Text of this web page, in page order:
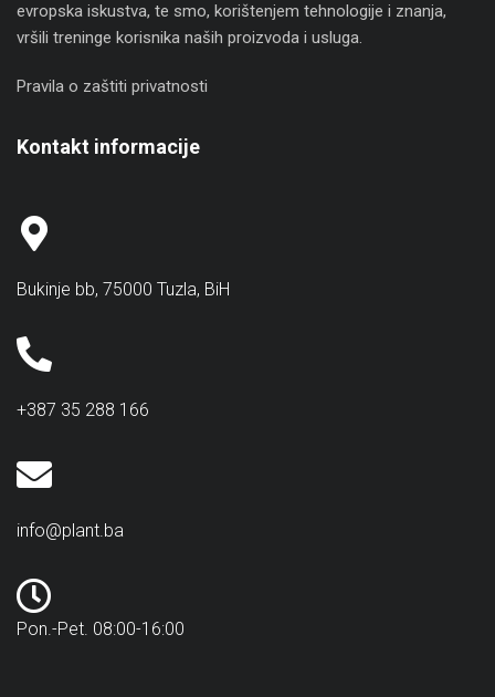
evropska iskustva, te smo, korištenjem tehnologije i znanja,
vršili treninge korisnika naših proizvoda i usluga.
Pravila o zaštiti privatnosti
Kontakt informacije
Bukinje bb, 75000 Tuzla, BiH
+387 35 288 166
info@plant.ba
Pon.-Pet. 08:00-16:00